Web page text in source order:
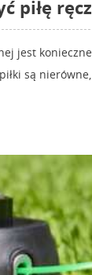
piłę
jest
są